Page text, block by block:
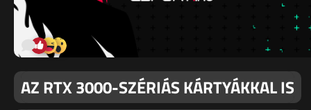
AZ RTX 3000-SZÉRIÁS KÁRTYÁKKAL IS